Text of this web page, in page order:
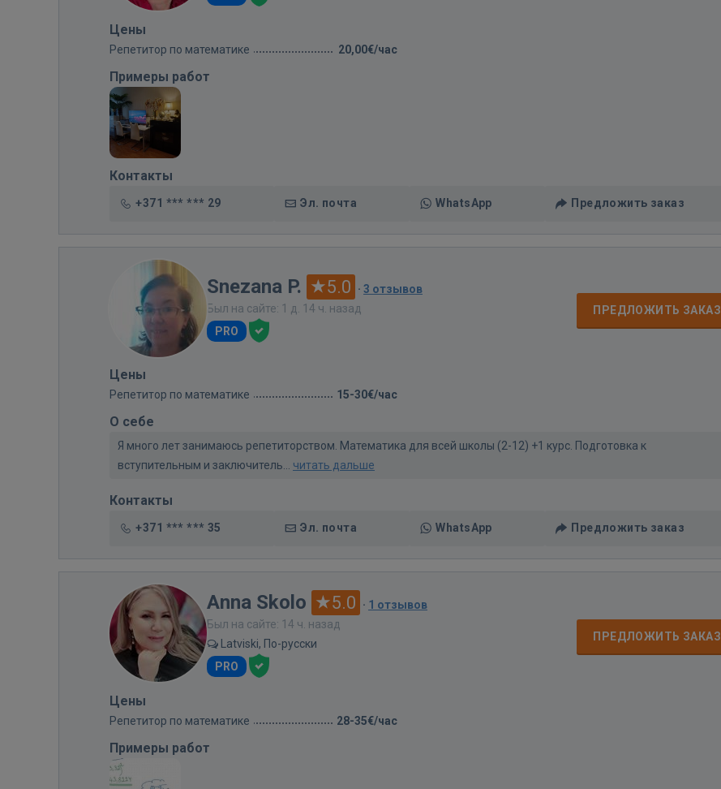
Цены
Репетитор по математике 20,00€/час
Примеры работ
Контакты
+371 *** *** 29 Эл. почта WhatsApp Предложить заказ
Snezana P. 5.0 · 3 отзывов
Был на сайте: 1 д. 14 ч. назад
PRO
ПРЕДЛОЖИТЬ ЗАКАЗ
Цены
Репетитор по математике 15-30€/час
О себе
Я много лет занимаюсь репетиторством. Математика для всей школы (2-12) +1 курс. Подготовка к
вступительным и заключитель... читать дальше
Контакты
+371 *** *** 35 Эл. почта WhatsApp Предложить заказ
Anna Skolo 5.0 · 1 отзывов
Был на сайте: 14 ч. назад
Latviski, По-русски
PRO
ПРЕДЛОЖИТЬ ЗАКАЗ
Цены
Репетитор по математике 28-35€/час
Примеры работ